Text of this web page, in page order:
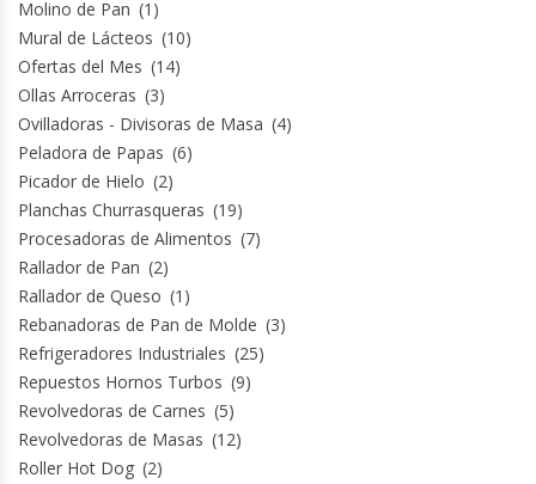
Molino de Pan (1)
Mural de Lácteos (10)
Ofertas del Mes (14)
Ollas Arroceras (3)
Ovilladoras - Divisoras de Masa (4)
Peladora de Papas (6)
Picador de Hielo (2)
Planchas Churrasqueras (19)
Procesadoras de Alimentos (7)
Rallador de Pan (2)
Rallador de Queso (1)
Rebanadoras de Pan de Molde (3)
Refrigeradores Industriales (25)
Repuestos Hornos Turbos (9)
Revolvedoras de Carnes (5)
Revolvedoras de Masas (12)
Roller Hot Dog (2)